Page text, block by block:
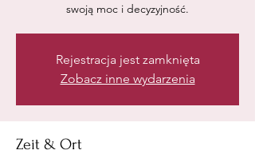
swoją moc i decyzyjność.
Rejestracja jest zamknięta
Zobacz inne wydarzenia
Zeit & Ort